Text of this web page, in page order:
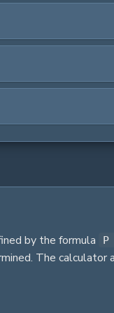
by the formula
The calculator